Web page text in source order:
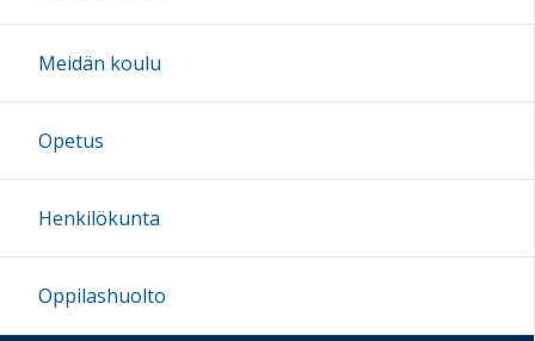
Meidän koulu
Opetus
Henkilökunta
Oppilashuolto